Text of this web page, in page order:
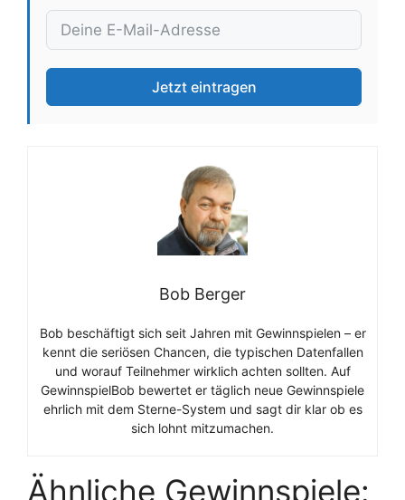
Jetzt eintragen
Bob Berger
Bob beschäftigt sich seit Jahren mit Gewinnspielen – er
kennt die seriösen Chancen, die typischen Datenfallen
und worauf Teilnehmer wirklich achten sollten. Auf
GewinnspielBob bewertet er täglich neue Gewinnspiele
ehrlich mit dem Sterne-System und sagt dir klar ob es
sich lohnt mitzumachen.
Ähnliche Gewinnspiele: